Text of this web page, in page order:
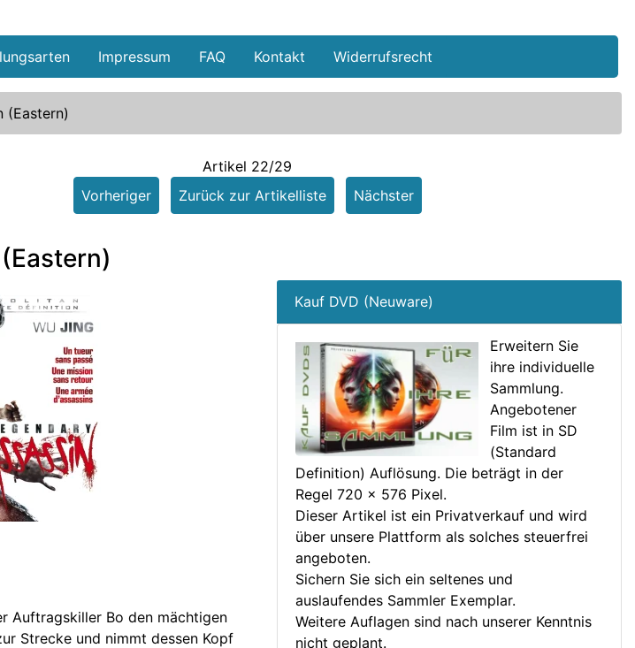
Impressum FAQ Kontakt Widerrufsrecht
(Eastern)
Artikel 22/29
Vorheriger
Zurück zur Artikelliste Nächster
Auftragskiller Bo den mächtigen
Strecke und nimmt dessen Kopf
Kauf DVD (Neuware)
Erweitern Sie
ihre individuelle
Sammlung.
Angebotener
Film ist in SD
(Standard
Definition) Auflösung. Die beträgt in der
Regel 720 × 576 Pixel.
Dieser Artikel ist ein Privatverkauf und wird
über unsere Plattform als solches steuerfrei
angeboten.
Sichern Sie sich ein seltenes und
auslaufendes Sammler Exemplar.
Weitere Auflagen sind nach unserer Kenntnis
nicht geplant.